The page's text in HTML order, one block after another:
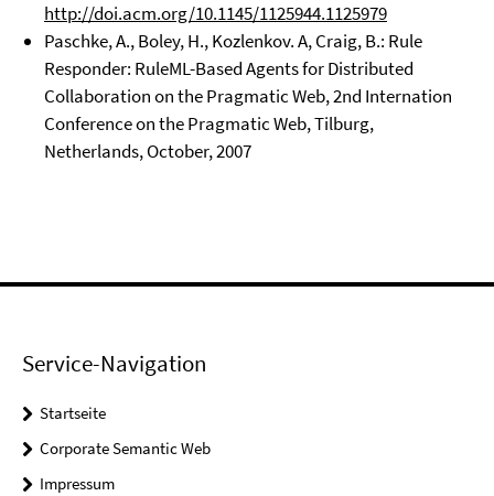
http://doi.acm.org/10.1145/1125944.1125979
Paschke, A., Boley, H., Kozlenkov. A, Craig, B.: Rule
Responder: RuleML-Based Agents for Distributed
Collaboration on the Pragmatic Web, 2nd Internation
Conference on the Pragmatic Web, Tilburg,
Netherlands, October, 2007
Service-Navigation
Startseite
Corporate Semantic Web
Impressum